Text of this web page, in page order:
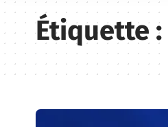
Étiquette :